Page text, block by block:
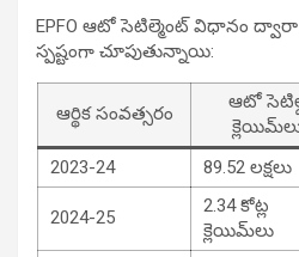
EPFO ఆటో సెటిల్మెంట్ విధానం
స్పష్టంగా చూపుతున్నాయి:
ఆర్థిక సంవత్సరం
ఆటో
2023-24 89.52 లక్షలు
2024-25
2.34 కోట్ల
క్లెయిమ్‌లు